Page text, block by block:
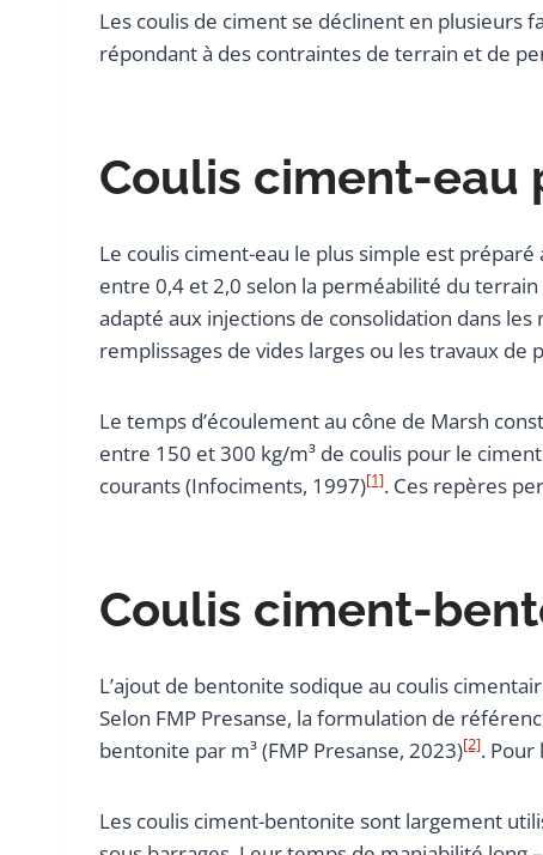
Les coulis de ciment se déclinent en plusieurs
répondant à des contraintes de terrain et de
Coulis ciment-eau
Le coulis ciment-eau le plus simple est
entre 0,4 et 2,0 selon la perméabilité du
adapté aux injections de consolidation dans
remplissages de vides larges ou les travaux de
Le temps d’écoulement au cône de Marsh
entre 150 et 300 kg/m³ de coulis pour le
courants (Infociments, 1997)[1]. Ces repères
Coulis ciment-
L’ajout de bentonite sodique au coulis
Selon FMP Presanse, la formulation de
bentonite par m³ (FMP Presanse, 2023)[2].
Les coulis ciment-bentonite sont largement